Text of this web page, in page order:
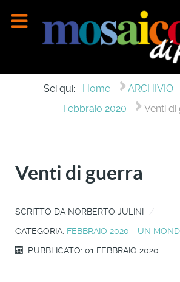
Sei qui: Home ARCHIVIO
Febbraio 2020
Venti di
Venti di guerra
SCRITTO DA NORBERTO JULINI
CATEGORIA: FEBBRAIO 2020 - UN
PUBBLICATO: 01 FEBBRAIO 2020